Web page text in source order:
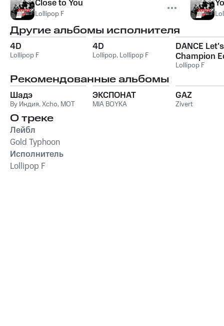
Close to You
Lollipop F
Другие альбомы исполнителя
4D
Lollipop F
4D
Lollipop, Lollipop F
DANCE
Champion
Lollipop F
Рекомендованные альбомы
Шадэ
By Индия,Xcho, MOT
ЭКСПОНАТ
MIA BOYKA
GAZ
Zivert
О треке
Лейбл
Gold Typhoon
Исполнитель
Lollipop F